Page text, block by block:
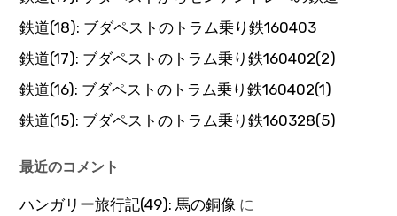
鉄道(18): ブダペストのトラム乗り鉄160403
鉄道(17): ブダペストのトラム乗り鉄160402(2)
鉄道(16): ブダペストのトラム乗り鉄160402(1)
鉄道(15): ブダペストのトラム乗り鉄160328(5)
最近のコメント
ハンガリー旅行記(49): 馬の銅像 に